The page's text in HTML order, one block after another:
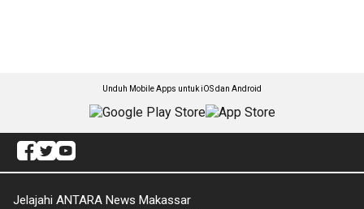
Unduh Mobile Apps untuk iOS dan Android
Jelajahi ANTARA News Makassar